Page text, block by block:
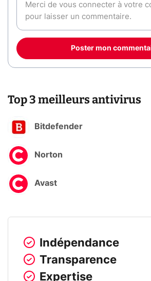
Poster mon
Top 3 meilleurs antivirus
Bitdefender
Norton
Avast
Indépendance
Transparence
Expertise